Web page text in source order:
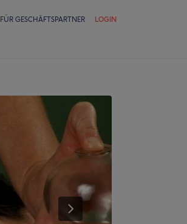
FÜR GESCHÄFTSPARTNER LOGIN